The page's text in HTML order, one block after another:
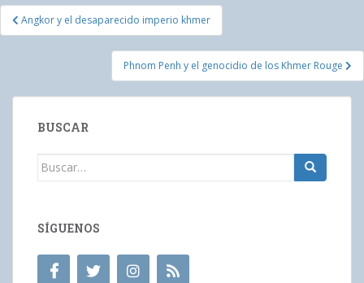
Navegación
de
Angkor y el desaparecido imperio khmer
Phnom Penh y el genocidio de los Khmer Rouge
BUSCAR
Buscar:
SÍGUENOS